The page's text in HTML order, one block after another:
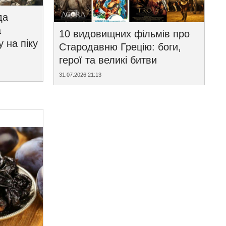
на піку
10 видовищних фільмів про
Стародавню Грецію: боги,
герої та великі битви
31.07.2026 21:13